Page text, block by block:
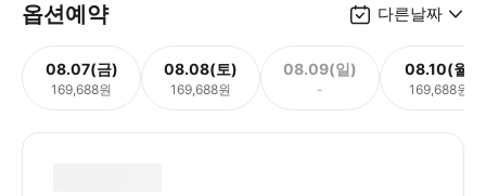
옵션예약 다른날짜
08.07(금)
169,688원
08.08(토)
169,688원
08.09(일)
-
08.10(월)
169,688원